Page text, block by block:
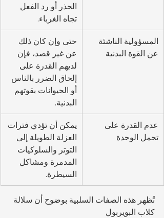
الحذر أو رد الفعل
تجاه الغرباء.
المسؤولية الناشئة
عن القوة البدنية
حتى وإن كان ذلك
عن غير قصد، فإن
لديهم القدرة على
إلحاق الضرر بالناس
أو الحيوانات بقوتهم
البدنية.
عدم القدرة على
تحمل الوحدة
يمكن أن تؤدي فترات
العزلة الطويلة إلى
التوتر والسلوكيات
المدمرة ومشاكل
السيطرة.
تُظهر هذه الصفات السلبية بوضوح أن سلالة
كلاب البويربول